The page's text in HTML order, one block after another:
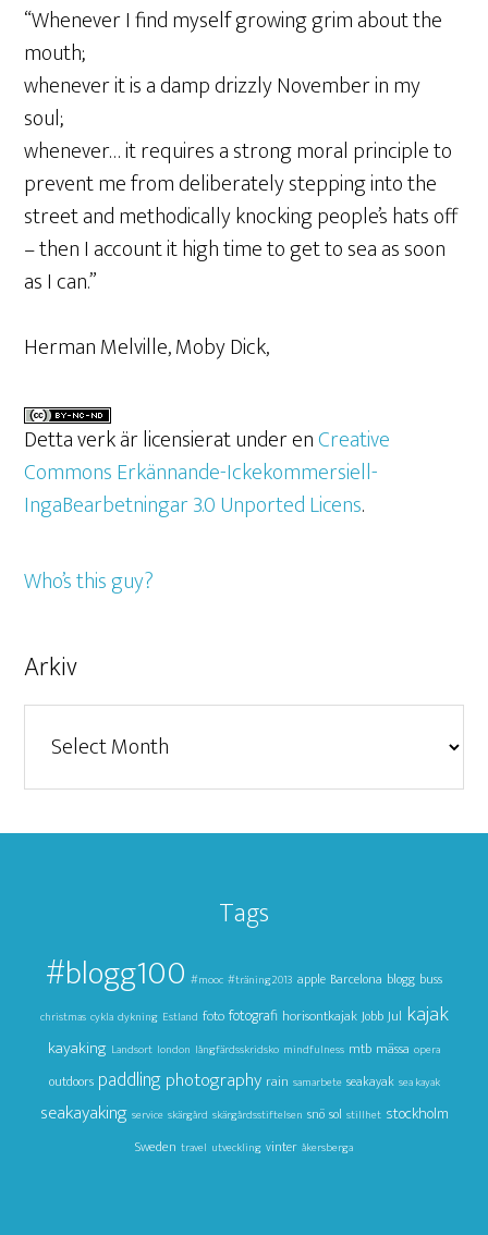
“Whenever I find myself growing grim about the
mouth;
whenever it is a damp drizzly November in my
soul;
whenever… it requires a strong moral principle to
prevent me from deliberately stepping into the
street and methodically knocking people’s hats off
– then I account it high time to get to sea as soon
as I can.”
Herman Melville, Moby Dick,
Detta verk är licensierat under enCreative
Commons Erkännande-Ickekommersiell-
IngaBearbetningar 3.0 Unported Licens.
Who’s this guy?
Arkiv
Tags
#blogg100 #mooc #träning2013 apple Barcelona blogg buss
christmas cykla dykning Estland foto fotografi horisontkajak Jobb Jul kajak
kayaking Landsort london långfärdsskridsko mindfulness mtb mässa opera
outdoors paddlingphotography rain samarbete seakayak sea kayak
seakayaking service skärgård skärgårdsstiftelsen snö sol stillhet stockholm
Sweden travel utveckling vinter åkersberga